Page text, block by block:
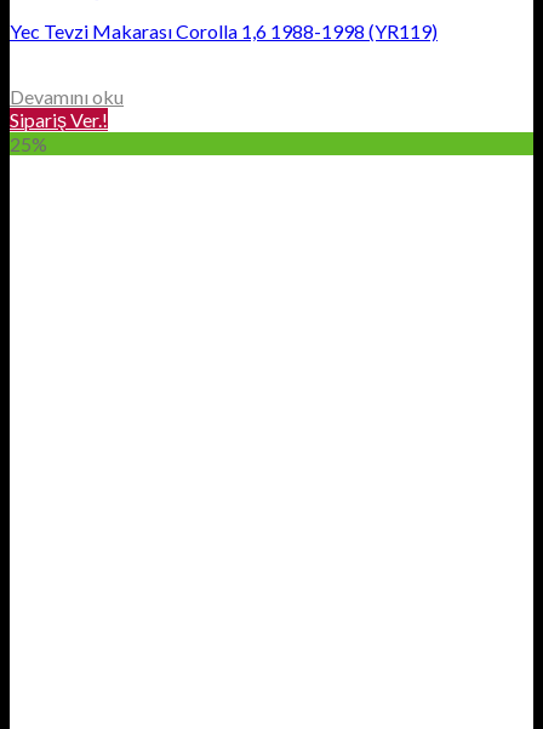
Yec Tevzi Makarası Corolla 1,6 1988-1998 (YR119)
Devamını oku
Sipariş Ver.!
25%